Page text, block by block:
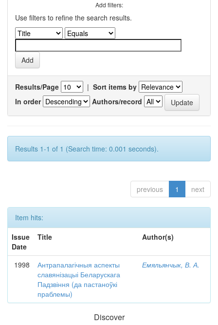
Add filters:
Use filters to refine the search results.
Results/Page | Sort items by
In order
Authors/record
Results 1-1 of 1 (Search time: 0.001 seconds).
previous 1 next
Item hits:
Issue
Date
Title Author(s)
1998
Антрапалагічныя аспекты
славянізацыі Беларускага
Падзвіння (да пастаноўкі
праблемы)
Емяльянчык, В. А.
Discover